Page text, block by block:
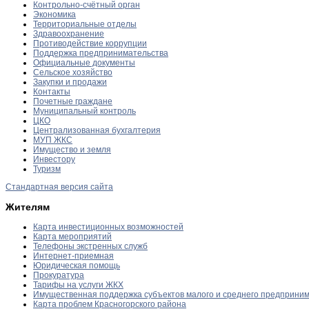
Контрольно-счётный орган
Экономика
Территориальные отделы
Здравоохранение
Противодействие коррупции
Поддержка предпринимательства
Официальные документы
Сельское хозяйство
Закупки и продажи
Контакты
Почетные граждане
Муниципальный контроль
ЦКО
Централизованная бухгалтерия
МУП ЖКС
Имущество и земля
Инвестору
Туризм
Стандартная версия сайта
Жителям
Карта инвестиционных возможностей
Карта мероприятий
Телефоны экстренных служб
Интернет-приемная
Юридическая помощь
Прокуратура
Тарифы на услуги ЖКХ
Имущественная поддержка субъектов малого и среднего
Карта проблем Красногорского района